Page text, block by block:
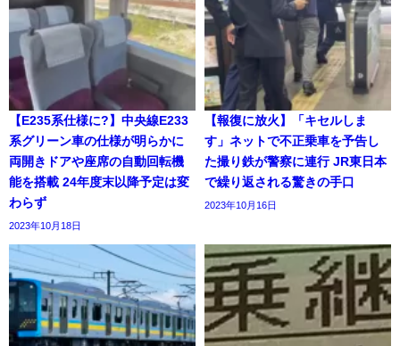
【E235系仕様に?】中央線E233
系グリーン車の仕様が明らかに
両開きドアや座席の自動回転機
能を搭載 24年度末以降予定は変
わらず
2023年10月18日
【報復に放火】「キセルしま
す」ネットで不正乗車を予告し
た撮り鉄が警察に連行 JR東日本
で繰り返される驚きの手口
2023年10月16日